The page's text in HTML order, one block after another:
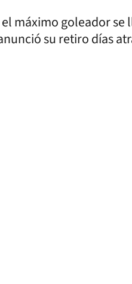
máximo goleador se
su retiro días